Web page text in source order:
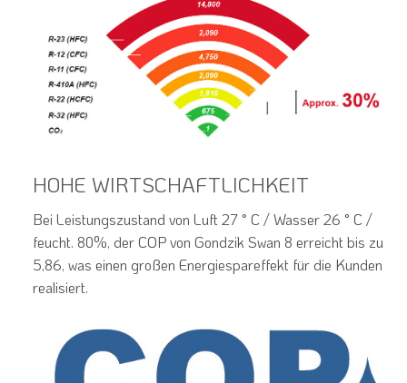
HOHE WIRTSCHAFTLICHKEIT
Bei Leistungszustand von Luft 27 ° C / Wasser 26 ° C /
feucht. 80%, der COP von Gondzik Swan 8 erreicht bis zu
5,86, was einen großen Energiespareffekt für die Kunden
realisiert.